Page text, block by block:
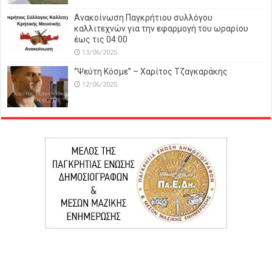
Ανακοίνωση Παγκρήτιου συλλόγου
καλλιτεχνών για την εφαρμογή του ωραρίου
έως τις 04:00
13/06/2025
‘’Ψεύτη Κόσμε’’ – Χαρίτος Τζαγκαράκης
12/06/2025